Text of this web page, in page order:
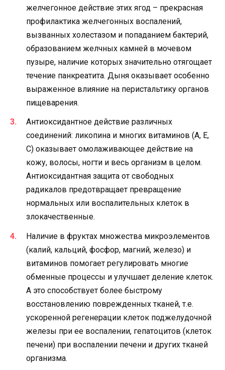
желчегонное действие этих ягод – прекрасная
профилактика желчегонных воспалений,
вызванных холестазом и попаданием бактерий,
образованием желчных камней в мочевом
пузыре, наличие которых значительно отягощает
течение панкреатита. Дыня оказывает особенно
выраженное влияние на перистальтику органов
пищеварения.
Антиоксидантное действие различных
соединений: ликопина и многих витаминов (А, Е,
С) оказывает омолаживающее действие на
кожу, волосы, ногти и весь организм в целом.
Антиоксидантная защита от свободных
радикалов предотвращает превращение
нормальных или воспалительных клеток в
злокачественные.
Наличие в фруктах множества микроэлементов
(калий, кальций, фосфор, магний, железо) и
витаминов помогает регулировать многие
обменные процессы и улучшает деление клеток.
А это способствует более быстрому
восстановлению поврежденных тканей, т.е.
ускоренной регенерации клеток поджелудочной
железы при ее воспалении, гепатоцитов (клеток
печени) при воспалении печени и других тканей
организма.